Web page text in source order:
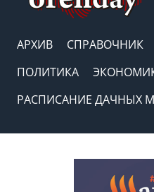
АРХИВ СПРАВОЧНИК
ПОЛИТИКА
РАСПИСАНИЕ ДАЧНЫХ